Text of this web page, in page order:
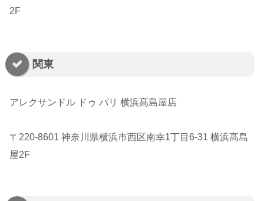
2F
関東
アレクサンドル ドゥ パリ 横浜髙島屋店
〒220-8601 神奈川県横浜市西区南幸1丁目6-31 横浜髙島
屋2F